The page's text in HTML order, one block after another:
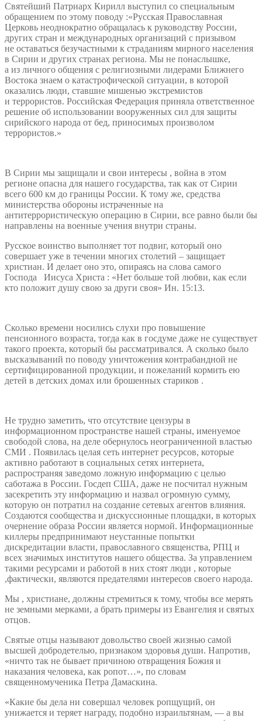
Святейший Патриарх Кирилл выступил со специальным
обращением по этому поводу :«Русская Православная
Церковь неоднократно обращалась к руководству России,
других стран и международных организаций с призывом
не оставаться безучастными к страданиям мирного населения
в Сирии и других странах региона. Мы не понаслышке,
а из личного общения с религиозными лидерами Ближнего
Востока знаем о катастрофической ситуации, в которой
оказались люди, ставшие мишенью экстремистов
и террористов. Российская Федерация приняла ответственное
решение об использовании вооруженных сил для защиты
сирийского народа от бед, приносимых произволом
террористов.»
В Сирии мы защищали и свои интересы , война в этом
регионе опасна для нашего государства, так как от Сирии
всего 600 км до границы России. К тому же, средства
министерства обороны истраченные на
антитеррористическую операцию в Сирии, все равно были бы
направлены на военные учения внутри страны.
Русское воинство выполняет тот подвиг, который оно
совершает уже в течении многих столетий – защищает
христиан. И делает оно это, опираясь на слова самого
Господа Иисуса Христа : «Нет больше той любви, как если
кто положит душу свою за други своя» Ин. 15:13.
Сколько времени носились слухи про повышение
пенсионного возраста, тогда как в госдуме даже не существует
такого проекта, который бы рассматривался. А сколько было
высказываний по поводу уничтожения контрабандной не
сертифицированной продукции, и пожеланий кормить ею
детей в детских домах или брошенных стариков .
Не трудно заметить, что отсутствие цензуры в
информационном пространстве нашей страны, именуемое
свободой слова, на деле обернулось неограниченной властью
СМИ . Появилась целая сеть интернет ресурсов, которые
активно работают в социальных сетях интернета,
распространяя заведомо ложную информацию с целью
саботажа в России. Госдеп США, даже не посчитал нужным
засекретить эту информацию и назвал огромную сумму,
которую он потратил на создание сетевых агентов влияния.
Создаются сообщества и дискуссионные площадки, в которых
очернение образа России является нормой. Информационные
киллеры предпринимают неустанные попытки
дискредитации власти, православного священства, РПЦ и
всех значимых институтов нашего общества. За управлением
такими ресурсами и работой в них стоят люди , которые
,фактически, являются предателями интересов своего народа.
Мы , христиане, должны стремиться к тому, чтобы все мерять
не земными мерками, а брать примеры из Евангелия и святых
отцов.
Святые отцы называют довольство своей жизнью самой
высшей добродетелью, признаком здоровья души. Напротив,
«ничто так не бывает причиною отвращения Божия и
наказания человека, как ропот…», по словам
священномученика Петра Дамаскина.
«Какие бы дела ни совершал человек ропщущий, он
унижается и теряет награду, подобно израильтянам, — а вы